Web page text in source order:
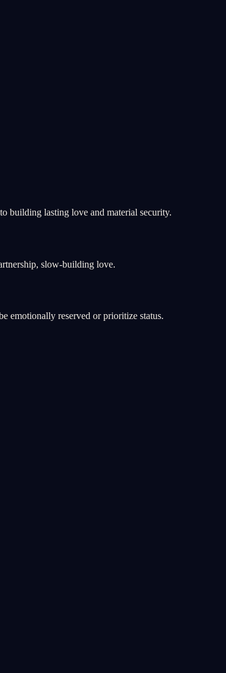
building lasting love and material security.
slow-building love.
emotionally reserved or prioritize status.